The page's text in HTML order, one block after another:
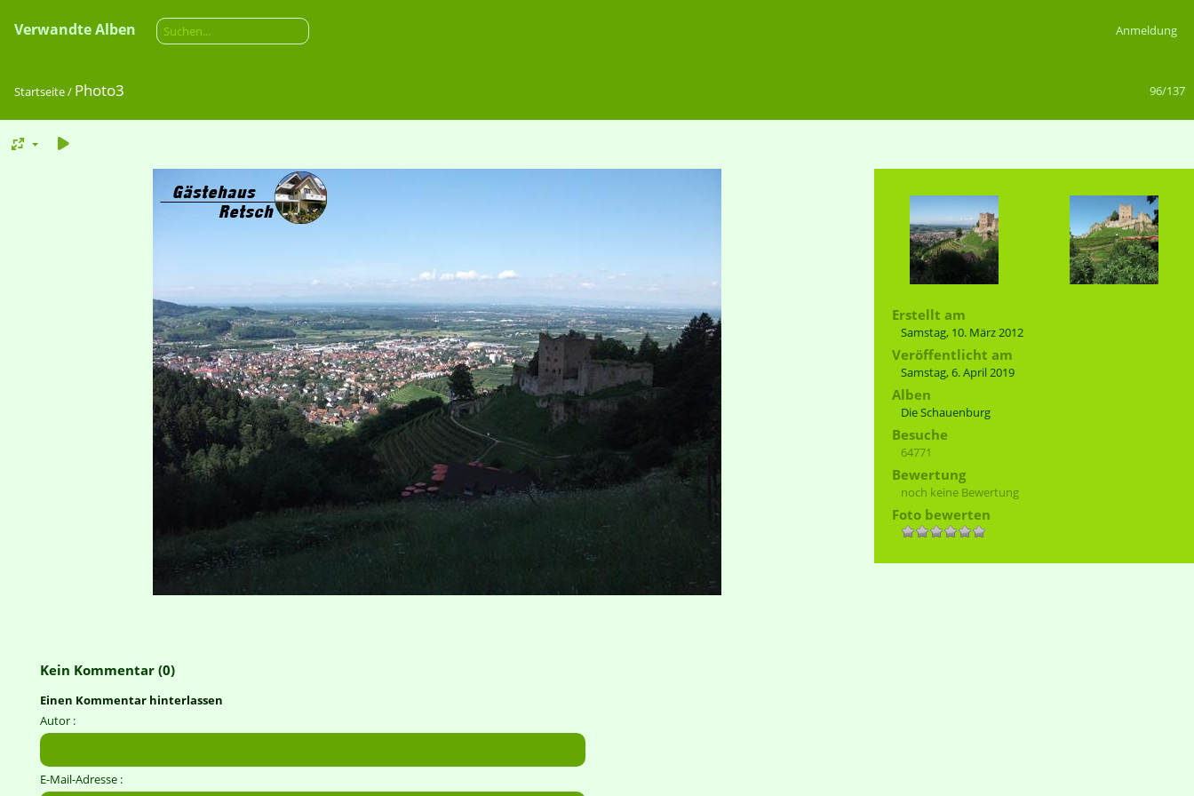
Verwandte Alben Anmeldung
96/137
Startseite/ Photo3
Erstellt am
Samstag, 10. März 2012
Veröffentlicht am
Samstag, 6. April 2019
Alben
Die Schauenburg
Besuche
64771
Bewertung
noch keine Bewertung
Foto bewerten
Kein Kommentar (0)
Einen Kommentar hinterlassen
Autor :
E-Mail-Adresse :